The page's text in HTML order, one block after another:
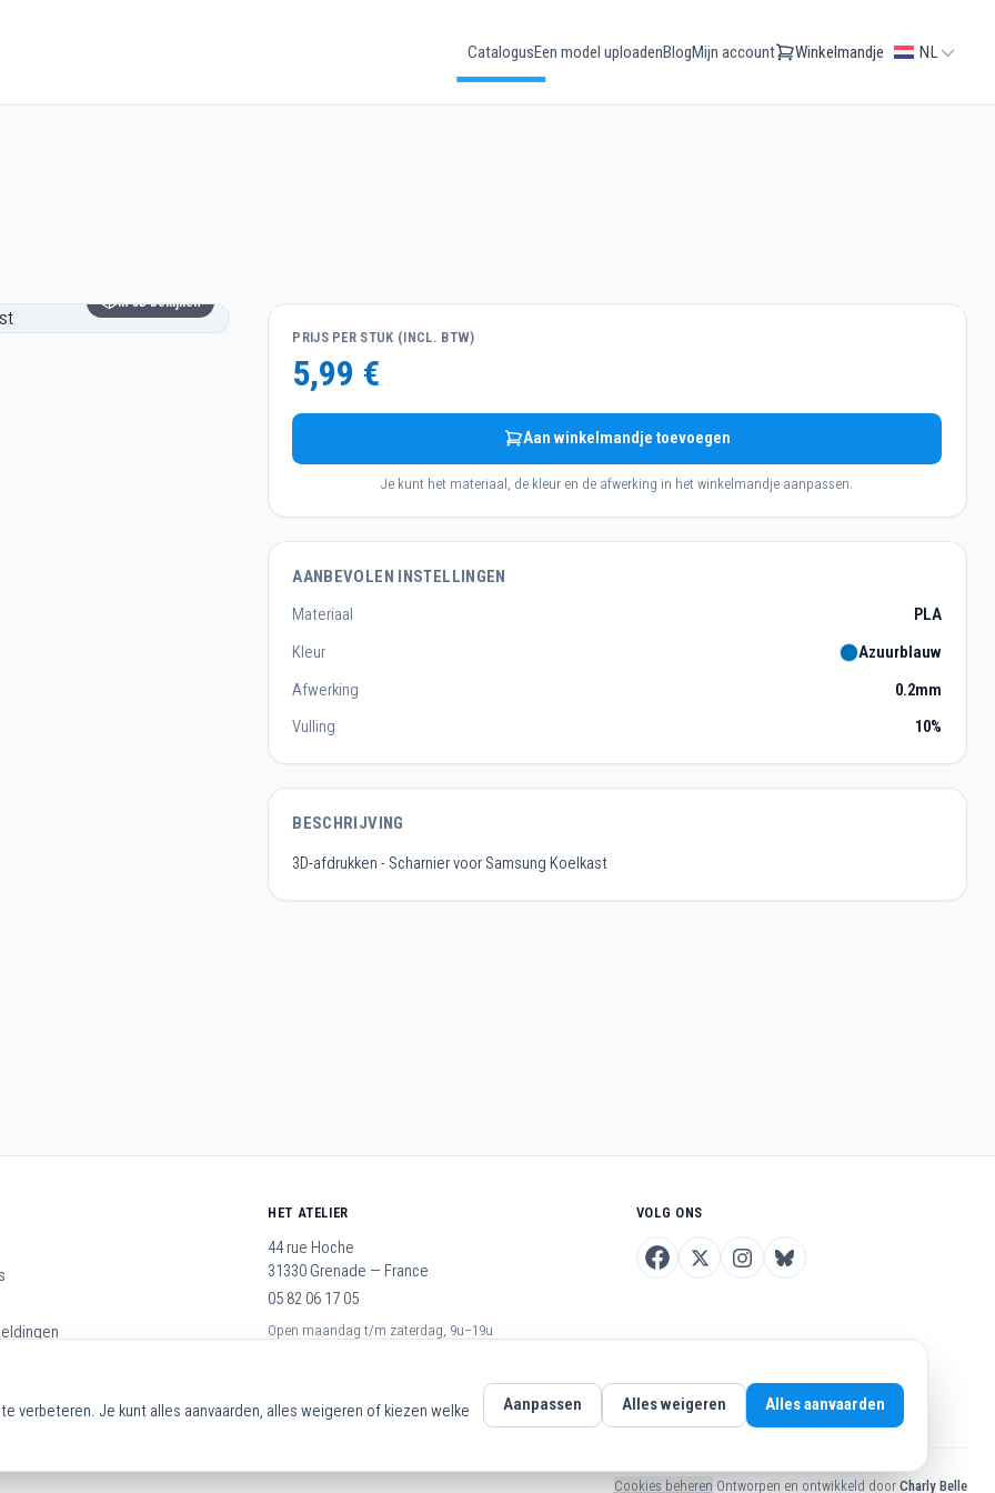
CatalogusEen model uploadenBlogMijn account Winkelmandje NL
In 3D bekijken
PRIJS PER STUK (INCL. BTW)
5,99 €
Aan winkelmandje toevoegen
Je kunt het materiaal, de kleur en de afwerking in het winkelmandje aanpassen.
AANBEVOLEN INSTELLINGEN
Materiaal
PLA
Kleur
Azuurblauw
Afwerking
0.2mm
Vulling
10%
BESCHRIJVING
3D-afdrukken - Scharnier voor Samsung Koelkast
HET ATELIER
44 rue Hoche
31330 Grenade — France
05 82 06 17 05
Open maandag t/m zaterdag, 9u–19u
VOLG ONS
Cookies beheren·Ontworpen en ontwikkeld door Charly Belle
verbeteren. Je kunt alles aanvaarden, alles weigeren of kiezen welke Aanpassen Alles weigeren Alles aanvaarden